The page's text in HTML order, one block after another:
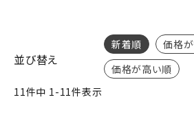
並び替え
新着順
価格
価格が高い順
11件中 1-11件表示